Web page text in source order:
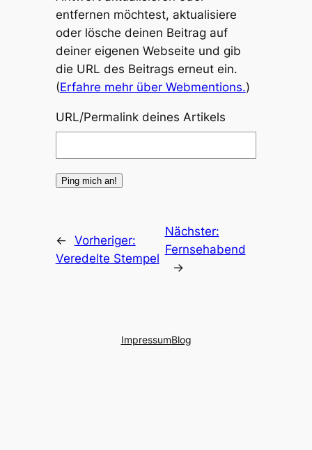
entfernen möchtest, aktualisiere
oder lösche deinen Beitrag auf
deiner eigenen Webseite und gib
die URL des Beitrags erneut ein.
(Erfahre mehr über Webmentions.)
URL/Permalink deines Artikels
← Vorheriger:
Veredelte Stempel
Nächster:
Fernsehabend
→
ImpressumBlog